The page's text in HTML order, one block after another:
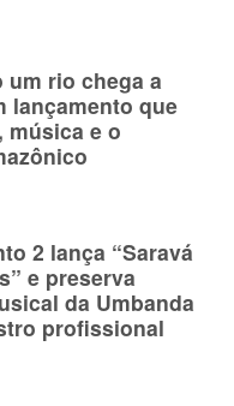
um rio chega a
lançamento que
música e o
2 lança “Saravá
e preserva
da Umbanda
profissional